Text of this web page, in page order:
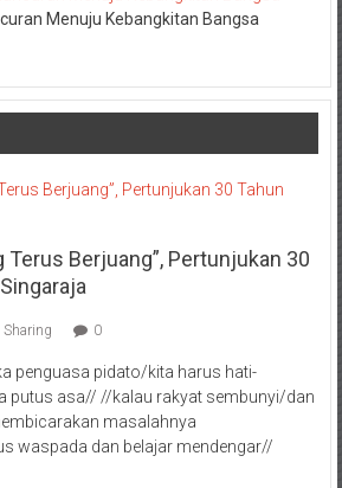
Menuju Kebangkitan Bangsa
Terus Berjuang”, Pertunjukan 30
Sharing 0
penguasa pidato/kita harus hati-
putus asa// //kalau rakyat sembunyi/dan
masalahnya
waspada dan belajar mendengar//